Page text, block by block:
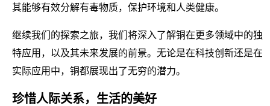
其能够有效分解有毒物质，保护环境和人类健康。
继续我们的探索之旅，我们将深入了解铜在更多领域中的独
特应用，以及其未来发展的前景。无论是在科技创新还是在
实际应用中，铜都展现出了无穷的潜力。
珍惜人际关系，生活的美好